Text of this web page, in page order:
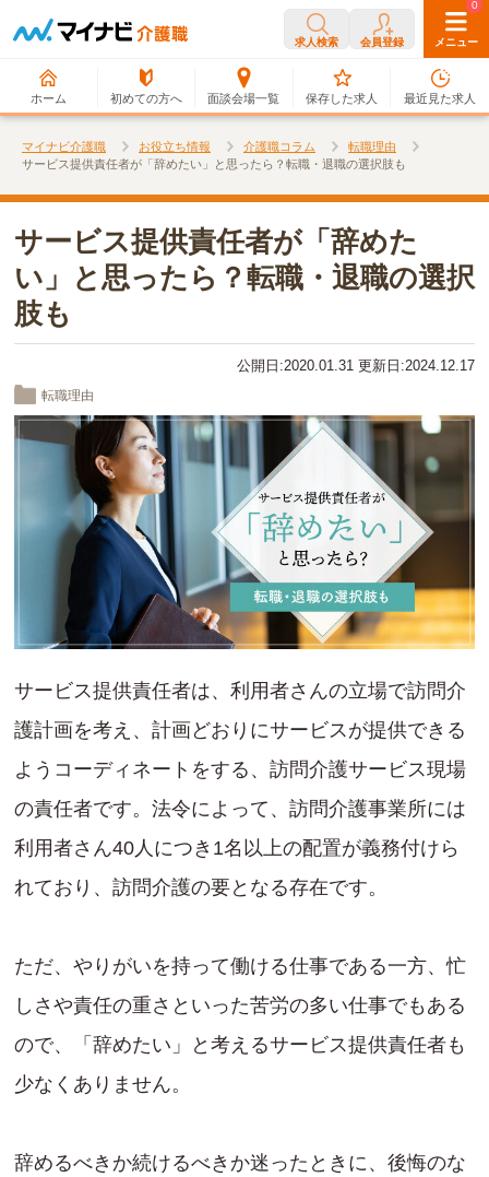
求人検索 会員登録 メニュー
ホーム 初めての方へ 面談会場一覧
0
保存した求人
0
最近見た求人
マイナビ介護職 お役立ち情報 介護職コラム
転職理由
サービス提供責任者が「辞めたい」と思ったら？転職・退職の選択肢も
サービス提供責任者が「辞めた
い」と思ったら？転職・退職の選択
肢も
公開日:2020.01.31 更新日:2024.12.17
転職理由
サービス提供責任者は、利用者さんの立場で訪問介
護計画を考え、計画どおりにサービスが提供できる
ようコーディネートをする、訪問介護サービス現場
の責任者です。法令によって、訪問介護事業所には
利用者さん40人につき1名以上の配置が義務付けら
れており、訪問介護の要となる存在です。
ただ、やりがいを持って働ける仕事である一方、忙
しさや責任の重さといった苦労の多い仕事でもある
ので、「辞めたい」と考えるサービス提供責任者も
少なくありません。
辞めるべきか続けるべきか迷ったときに、後悔のな